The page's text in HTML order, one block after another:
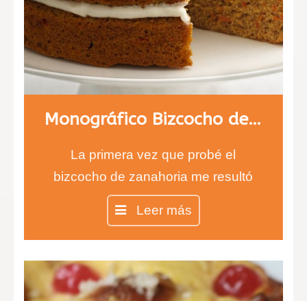
Monográfico Bizcocho de Zanahoria, carrot cake
La primera vez que probé el
bizcocho de zanahoria me resultó
difícil de creer, ¿un bizcocho de
zanahorias?…
Pues sí, así es, y está
verdaderamente delicioso. Jugad a
que vuestros invitados adivinen el
Leer más